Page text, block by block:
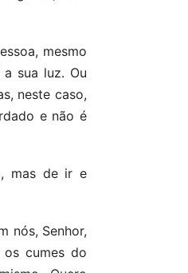
mesmo
sua luz. Ou
neste caso,
e não é
mas de ir e
nós, Senhor,
cumes do